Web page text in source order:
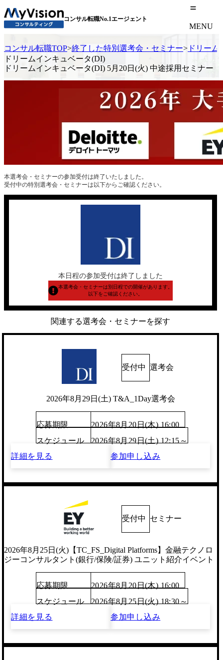
コンサル転職No.1エージェント
MENU
コンサル転職TOP>終了した特別選考会・セミナー> ドリー
ドリームインキュベータ(DI)
ドリームインキュベータ(DI) 5月20日(火) 中途採用セミナー
本選考会・セミナーの参加受付は終了いたしました。
受付中の特別選考会・セミナーは以下からご確認ください。
本日程の参加受付は終了しました
本選考会・セミナーは別日程での開催があります。
以下をご確認ください。
関連する選考会・セミナーを探す
受付中 選考会
2026年8月29日(土) T&A_1Day選考会
応募期限
2026年8月20日(木) 16:00
スケジュール
2026年8月29日(土) 12:15～
詳細を見る
参加申し込み
受付中 セミナー
2026年8月25日(火)【TC_FS_Digital Platforms】金融テクノロ
ジーコンサルタント(銀行/保険/証券) ユニット紹介イベント
応募期限
2026年8月20日(木) 16:00
スケジュール
2026年8月25日(火) 18:30～
詳細を見る
参加申し込み